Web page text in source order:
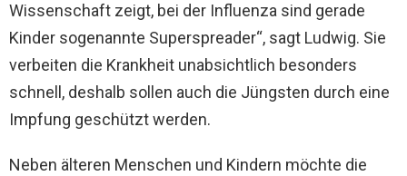
Wissenschaft zeigt, bei der Influenza sind gerade
Kinder sogenannte Superspreader“, sagt Ludwig. Sie
verbeiten die Krankheit unabsichtlich besonders
schnell, deshalb sollen auch die Jüngsten durch eine
Impfung geschützt werden.
Neben älteren Menschen und Kindern möchte die